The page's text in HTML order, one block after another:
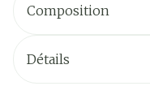
Composition
Détails